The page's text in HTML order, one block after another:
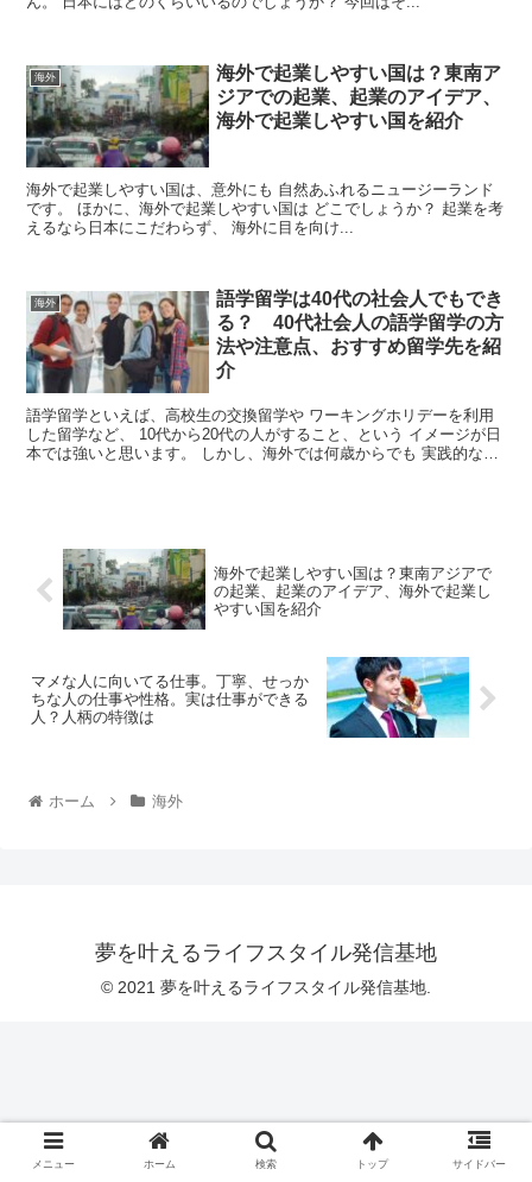
海外
海外で起業しやすい国は？東南ア
ジアでの起業、起業のアイデア、
海外で起業しやすい国を紹介
海外で起業しやすい国は、意外にも 自然あふれるニュージーランド
です。 ほかに、海外で起業しやすい国は どこでしょうか？ 起業を考
えるなら日本にこだわらず、 海外に目を向け...
海外
語学留学は40代の社会人でもでき
る？ 40代社会人の語学留学の方
法や注意点、おすすめ留学先を紹
介
語学留学といえば、高校生の交換留学や ワーキングホリデーを利用
した留学など、 10代から20代の人がすること、という イメージが日
本では強いと思います。 しかし、海外では何歳からでも 実践的な
海外で起業しやすい国は？東南アジアで
の起業、起業のアイデア、海外で起業し
やすい国を紹介
マメな人に向いてる仕事。丁寧、せっか
ちな人の仕事や性格。実は仕事ができる
人？人柄の特徴は
ホーム 海外
夢を叶えるライフスタイル発信基地
© 2021 夢を叶えるライフスタイル発信基地.
メニュー ホーム 検索 トップ サイドバー